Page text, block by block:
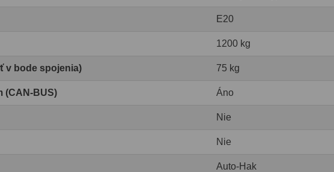
E20
1200 kg
v bode spojenia) 75 kg
(CAN-BUS) Áno
Nie
Nie
Auto-Hak